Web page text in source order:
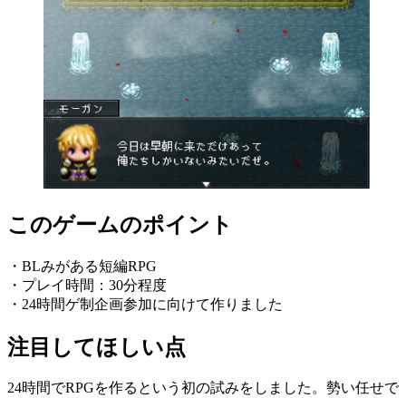
このゲームのポイント
・BLみがある短編RPG
・プレイ時間：30分程度
・24時間ゲ制企画参加に向けて作りました
注目してほしい点
24時間でRPGを作るという初の試みをしました。勢い任せで